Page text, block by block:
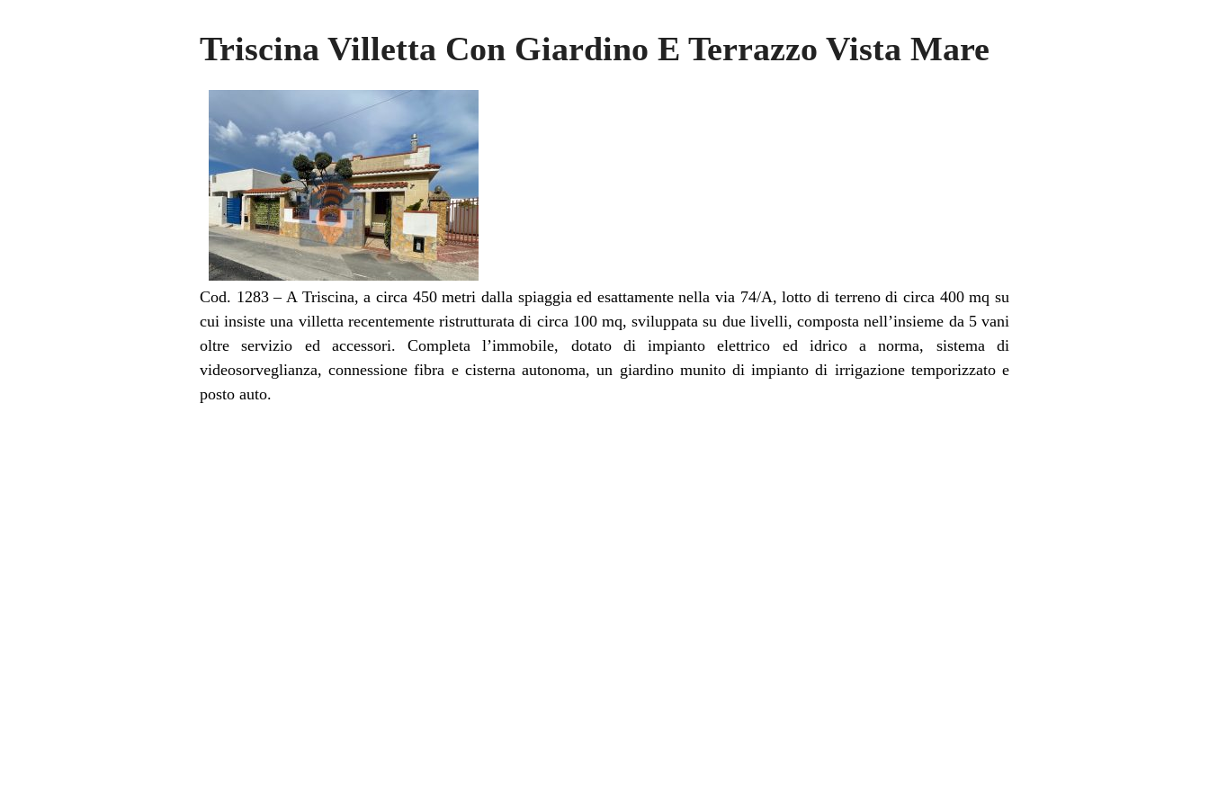
Triscina Villetta Con Giardino E Terrazzo Vista Mare
Cod. 1283 – A Triscina, a circa 450 metri dalla spiaggia ed esattamente nella via 74/A, lotto di terreno di circa 400 mq su
cui insiste una villetta recentemente ristrutturata di circa 100 mq, sviluppata su due livelli, composta nell’insieme da 5 vani
oltre servizio ed accessori. Completa l’immobile, dotato di impianto elettrico ed idrico a norma, sistema di
videosorveglianza, connessione fibra e cisterna autonoma, un giardino munito di impianto di irrigazione temporizzato e
posto auto.